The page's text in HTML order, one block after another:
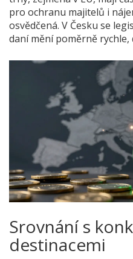
pro ochranu majitelů i
osvědčená. V Česku se
daní mění poměrně
Srovnání s
destinacemi